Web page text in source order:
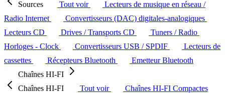
Sources
Tout voir
Lecteurs de musique en réseau /
Radio Internet
Convertisseurs (DAC) digitales-analogiques
Lecteurs CD
Drives / Transports CD
Tuners / Radio
Horloges - Clock
Convertisseurs USB / SPDIF
Lecteurs de
cassettes
Récepteurs Bluetooth
Emetteur Bluetooth
Chaînes HI-FI
Chaînes HI-FI
Tout voir
Chaînes HI-FI Compactes